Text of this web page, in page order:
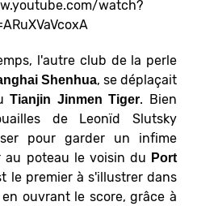
watch?
l'autre club de la perle
Shenhua, se déplaçait
Tianjin Jinmen Tiger. Bien
de Leonïd Slutsky
pour garder un infime
au poteau le voisin du Port
le premier à s'illustrer dans
ouvrant le score, grâce à